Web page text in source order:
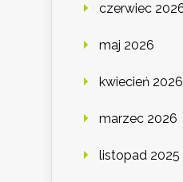
czerwiec
maj 2026
kwiecień 2026
marzec 2026
listopad 2025